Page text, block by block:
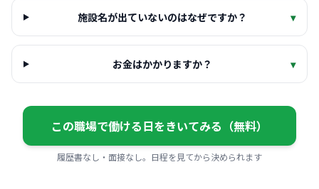
施設名が出ていないのはなぜですか？ ▾
お金はかかりますか？ ▾
この職場で働ける日をきいてみる（無料）
履歴書なし・面接なし。日程を見てから決められます